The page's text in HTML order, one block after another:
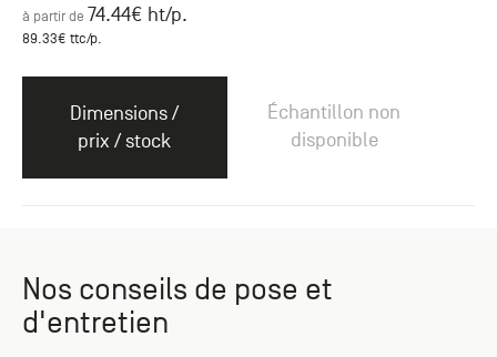
à partir de 74.44€ ht/p.
89.33€ ttc/p.
Dimensions /
prix / stock
Échantillon non
disponible
Nos conseils de pose et
d'entretien